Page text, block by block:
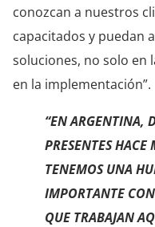
conozcan a nuestros
capacitados y puedan
soluciones, no solo en
en la implementación”.
“EN ARGENTINA,
PRESENTES HACE
TENEMOS UNA
IMPORTANTE
QUE TRABAJAN